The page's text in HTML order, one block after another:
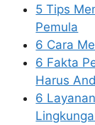
5 Tips
Pemula
6 Cara
6 Fakta
Harus
6